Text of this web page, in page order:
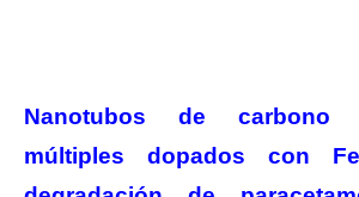
Nanotubos de carbono
múltiples dopados con